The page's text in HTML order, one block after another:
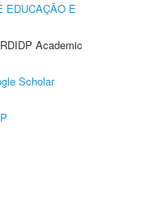
EDUCAÇÃO E
Academic
Scholar